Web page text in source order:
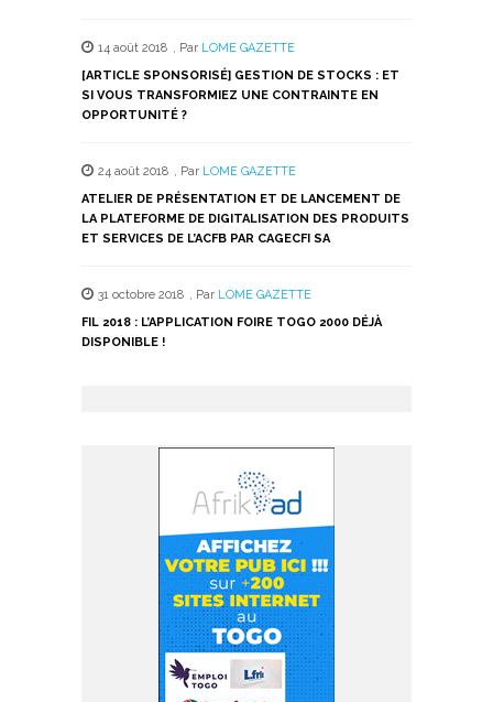
14 août 2018 , Par LOME GAZETTE
[ARTICLE SPONSORISÉ] GESTION DE STOCKS : ET
SI VOUS TRANSFORMIEZ UNE CONTRAINTE EN
OPPORTUNITÉ ?
24 août 2018 , Par LOME GAZETTE
ATELIER DE PRÉSENTATION ET DE LANCEMENT DE
LA PLATEFORME DE DIGITALISATION DES PRODUITS
ET SERVICES DE L’ACFB PAR CAGECFI SA
31 octobre 2018 , Par LOME GAZETTE
FIL 2018 : L’APPLICATION FOIRE TOGO 2000 DÉJÀ
DISPONIBLE !